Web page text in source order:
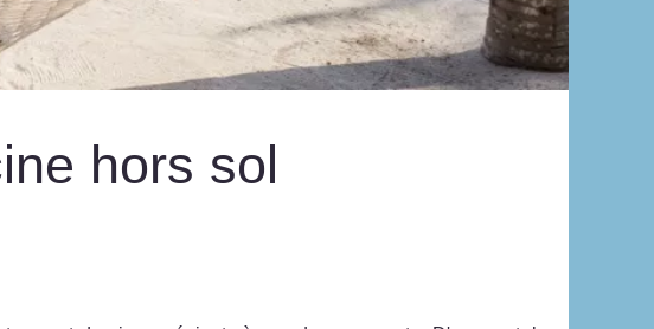
hors sol